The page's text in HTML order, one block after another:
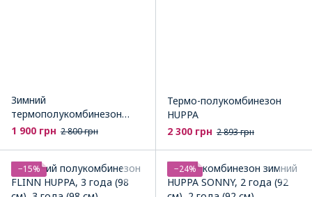
Зимний
термополукомбинезон
FREJA 1 HUPPA
1 900 грн 2 800 грн
Термо-полукомбинезон
HUPPA
2 300 грн 2 893 грн
−15% −24%